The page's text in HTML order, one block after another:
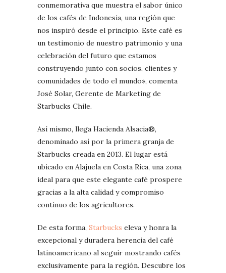
conmemorativa que muestra el sabor único
de los cafés de Indonesia, una región que
nos inspiró desde el principio. Este café es
un testimonio de nuestro patrimonio y una
celebración del futuro que estamos
construyendo junto con socios, clientes y
comunidades de todo el mundo», comenta
José Solar, Gerente de Marketing de
Starbucks Chile.
Así mismo, llega Hacienda Alsacia®,
denominado así por la primera granja de
Starbucks creada en 2013. El lugar está
ubicado en Alajuela en Costa Rica, una zona
ideal para que este elegante café prospere
gracias a la alta calidad y compromiso
continuo de los agricultores.
De esta forma, Starbucks eleva y honra la
excepcional y duradera herencia del café
latinoamericano al seguir mostrando cafés
exclusivamente para la región. Descubre los